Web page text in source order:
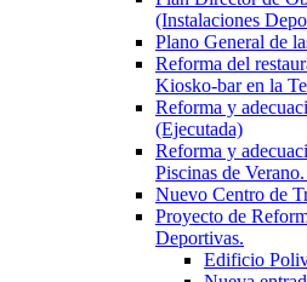
(Instalaciones
Plano General de
Reforma del
Kiosko-bar en la
Reforma y
(Ejecutada)
Reforma y
Piscinas de
Nuevo Centro de
Proyecto de
Deportivas.
Edificio